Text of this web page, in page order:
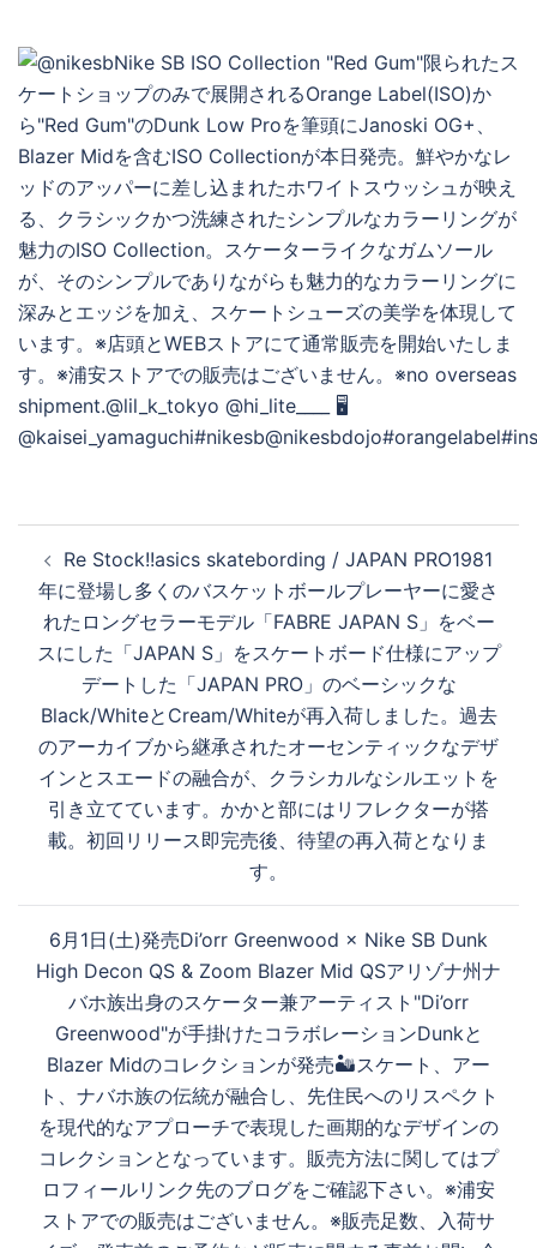
稿
ナ
ビ
ー
シ
ョ
Re Stock!!asics skatebording / JAPAN PRO1981
年に登場し多くのバスケットボールプレーヤーに愛さ
れたロングセラーモデル「FABRE JAPAN S」をベー
スにした「JAPAN S」をスケートボード仕様にアップ
デートした「JAPAN PRO」のベーシックな
Black/WhiteとCream/Whiteが再入荷しました。過去
のアーカイブから継承されたオーセンティックなデザ
インとスエードの融合が、クラシカルなシルエットを
引き立てています。かかと部にはリフレクターが搭
載。初回リリース即完売後、待望の再入荷となりま
す。
6月1日(土)発売Di’orr Greenwood × Nike SB Dunk
High Decon QS & Zoom Blazer Mid QSアリゾナ州ナ
バホ族出身のスケーター兼アーティスト"Di’orr
Greenwood"が手掛けたコラボレーションDunkと
Blazer Midのコレクションが発売🏜️スケート、アー
ト、ナバホ族の伝統が融合し、先住民へのリスペクト
を現代的なアプローチで表現した画期的なデザインの
コレクションとなっています。販売方法に関してはプ
ロフィールリンク先のブログをご確認下さい。※浦安
ストアでの販売はございません。※販売足数、入荷サ